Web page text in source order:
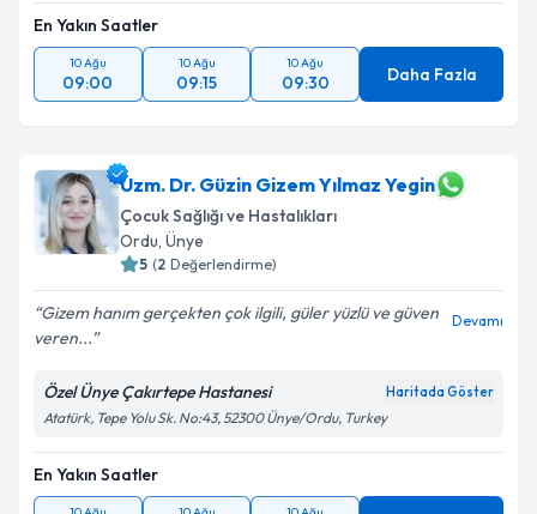
Takvim Talebini Gönder
En Yakın Saatler
10 Ağu
09:00
10 Ağu
09:15
10 Ağu
09:30 Daha Fazla
Uzm. Dr. Güzin Gizem Yılmaz Yegin
Çocuk Sağlığı ve Hastalıkları
Ordu, Ünye
5 (2 Değerlendirme)
Gizem hanım gerçekten çok ilgili, güler yüzlü ve güven
veren...
Devamı
Özel Ünye Çakırtepe Hastanesi Haritada Göster
Atatürk, Tepe Yolu Sk. No:43, 52300 Ünye/Ordu, Turkey
En Yakın Saatler